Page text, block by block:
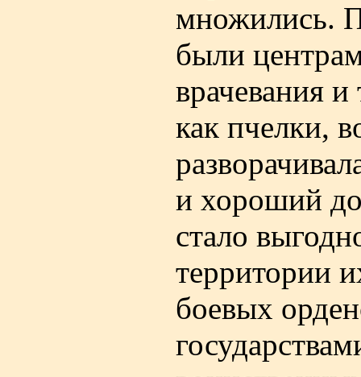
множились.
были
врачевания
как пчелки,
и хороший
стало
территории
боевых